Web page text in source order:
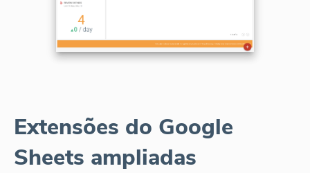
Extensões do Google
Sheets ampliadas